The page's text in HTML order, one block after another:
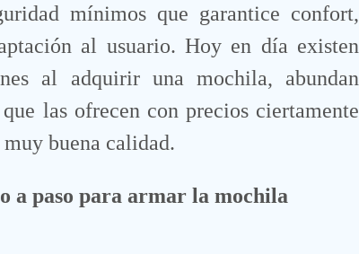
mínimos que garantice confort,
al usuario. Hoy en día existen
al adquirir una mochila, abundan
las ofrecen con precios ciertamente
buena calidad.
a paso para armar la mochila